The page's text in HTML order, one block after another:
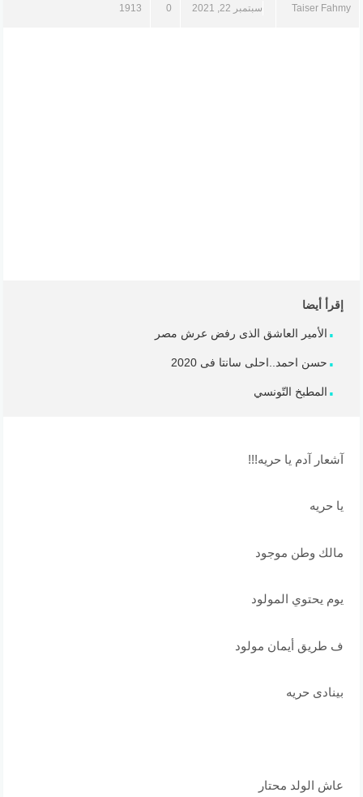
Taiser Fahmy سبتمبر 22, 2021 0
1913
إقرأ أيضا
الأمير العاشق الذى رفض عرش مصر
حسن احمد..احلى سانتا فى 2020
المطبخ التّونسي
آشعار آدم يا حريه!!!
يا حريه
مالك وطن موجود
يوم يحتوي المولود
ف طريق أيمان مولود
بينادى حريه
عاش الولد محتار